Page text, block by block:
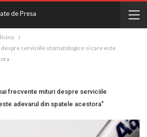
de Presa
serviciile stomatologice si care este
frecvente mituri despre serviciile
adevarul din spatele acestora"